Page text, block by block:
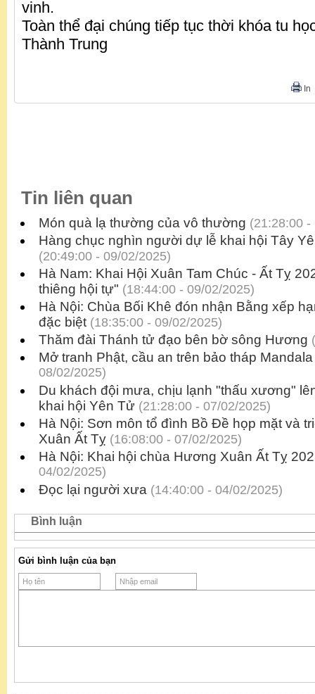
vinh.
Toàn thể đại chúng tiếp tục thời khóa tu
Thành Trung
In
Tin liên quan
Món quà lạ thường của vô thường (21:28:00 -
Hàng chục nghìn người dự lễ khai hội Tây
(20:49:00 - 09/02/2025)
Hà Nam: Khai Hội Xuân Tam Chúc - Ất Tỵ
thiêng hội tự" (18:44:00 - 09/02/2025)
Hà Nội: Chùa Bối Khê đón nhận Bằng xếp
đặc biệt (18:35:00 - 09/02/2025)
Thăm đài Thánh tử đạo bên bờ sông Hương
Mở tranh Phật, cầu an trên bảo tháp
08/02/2025)
Du khách đội mưa, chịu lạnh "thấu xương"
khai hội Yên Tử (21:28:00 - 07/02/2025)
Hà Nội: Sơn môn tổ đình Bồ Đề họp mặt và
Xuân Ất Tỵ (16:08:00 - 07/02/2025)
Hà Nội: Khai hội chùa Hương Xuân Ất Tỵ
04/02/2025)
Đọc lại người xưa (14:40:00 - 04/02/2025)
Bình luận
Gửi bình luận của bạn